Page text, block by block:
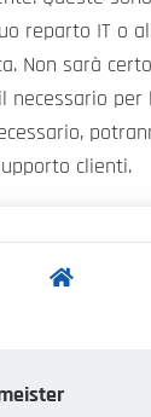
reparto IT o
Non sarà
necessario per
clienti.